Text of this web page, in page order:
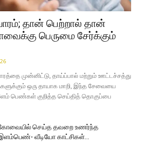
தான் பெற்றால் தான்
பெருமை சேர்க்கும்
முன்னிட்டு, தாய்ப்பால் மற்றும் ஊட்டச்சத்து
ஒரு தாயாக மாறி, இந்த சேவையை
பெண்கள் குறித்த செய்தித் தொகுப்பை
செய்த தவறை உணர்ந்த
வீடியோ காட்சிகள்…